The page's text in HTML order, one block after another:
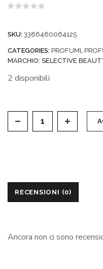
5
SKU: 3386460064125
CATEGORIES: PROFUMI,
MARCHIO: SELECTIVE
2 disponibili
JIMMY CHOO
RECENSIONI (0)
Ancora non ci sono